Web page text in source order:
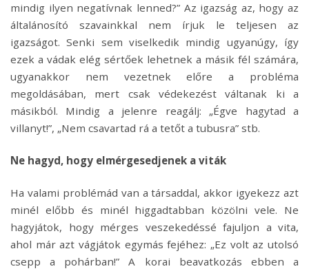
mindig ilyen negatívnak lenned?” Az igazság az, hogy az
általánosító szavainkkal nem írjuk le teljesen az
igazságot. Senki sem viselkedik mindig ugyanúgy, így
ezek a vádak elég sértőek lehetnek a másik fél számára,
ugyanakkor nem vezetnek előre a probléma
megoldásában, mert csak védekezést váltanak ki a
másikból. Mindig a jelenre reagálj: „Égve hagytad a
villanyt!”, „Nem csavartad rá a tetőt a tubusra” stb.
Ne hagyd, hogy elmérgesedjenek a viták
Ha valami problémád van a társaddal, akkor igyekezz azt
minél előbb és minél higgadtabban közölni vele. Ne
hagyjátok, hogy mérges veszekedéssé fajuljon a vita,
ahol már azt vágjátok egymás fejéhez: „Ez volt az utolsó
csepp a pohárban!” A korai beavatkozás ebben a